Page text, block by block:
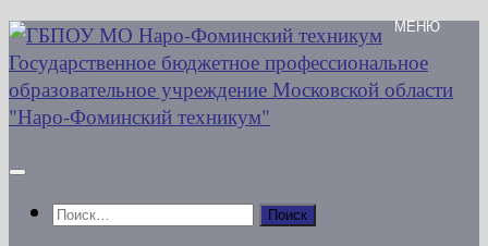
Перейти
к
содержимому
Найти: